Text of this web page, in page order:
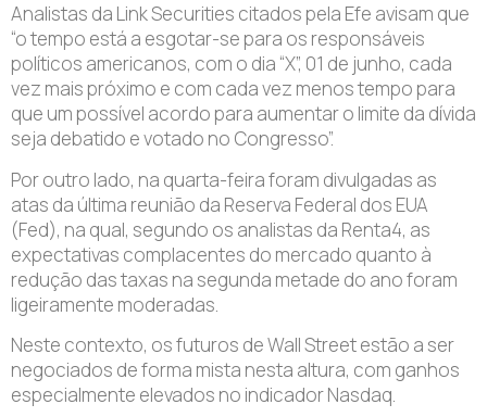
Analistas da Link Securities citados pela Efe avisam que
“o tempo está a esgotar-se para os responsáveis
políticos americanos, com o dia “X”, 01 de junho, cada
vez mais próximo e com cada vez menos tempo para
que um possível acordo para aumentar o limite da dívida
seja debatido e votado no Congresso”.
Por outro lado, na quarta-feira foram divulgadas as
atas da última reunião da Reserva Federal dos EUA
(Fed), na qual, segundo os analistas da Renta4, as
expectativas complacentes do mercado quanto à
redução das taxas na segunda metade do ano foram
ligeiramente moderadas.
Neste contexto, os futuros de Wall Street estão a ser
negociados de forma mista nesta altura, com ganhos
especialmente elevados no indicador Nasdaq.